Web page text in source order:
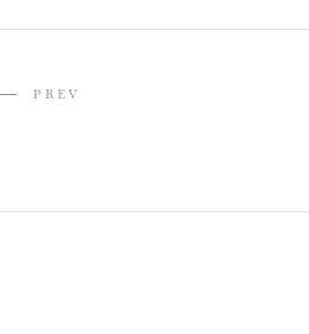
PREV